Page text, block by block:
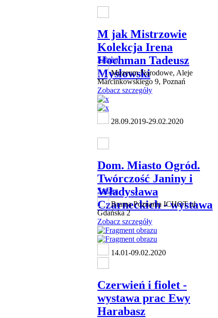
M jak Mistrzowie
Kolekcja Irena
Hochman Tadeusz
Mysłowski
Sztuka
Muzeum Narodowe, Aleje
Marcinkowskiego 9, Poznań
Zobacz szczegóły
28.09.2019-29.02.2020
Dom. Miasto Ogród.
Twórczość Janiny i
Władysława
Czarneckich - wystawa
Sztuka
Brama Poznania ICHOT ul.
Gdańska 2
Zobacz szczegóły
14.01-09.02.2020
Czerwień i fiolet -
wystawa prac Ewy
Harabasz